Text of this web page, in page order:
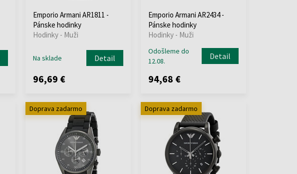
Emporio Armani AR1811 -
Pánske hodinky
Hodinky - Muži
Na sklade Detail
96,69 €
Emporio Armani AR2434 -
Pánske hodinky
Hodinky - Muži
Odošleme do
12.08.
Detail
94,68 €
Doprava zadarmo Doprava zadarmo